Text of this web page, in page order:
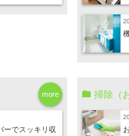
more
ーでスッキリ収
掃除（